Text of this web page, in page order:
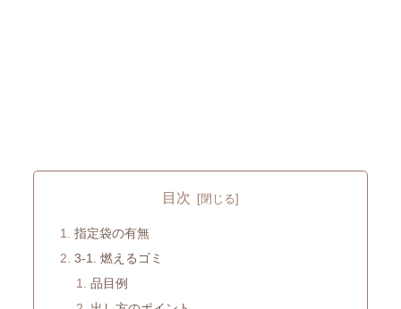
目次
指定袋の有無
3-1. 燃えるゴミ
品目例